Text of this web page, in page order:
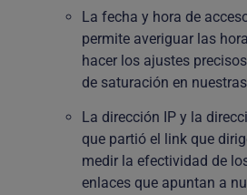
La fecha y hora de
permite averiguar las
hacer los ajustes
de saturación en
La dirección IP y la
que partió el link que
medir la efectividad de
enlaces que apuntan a